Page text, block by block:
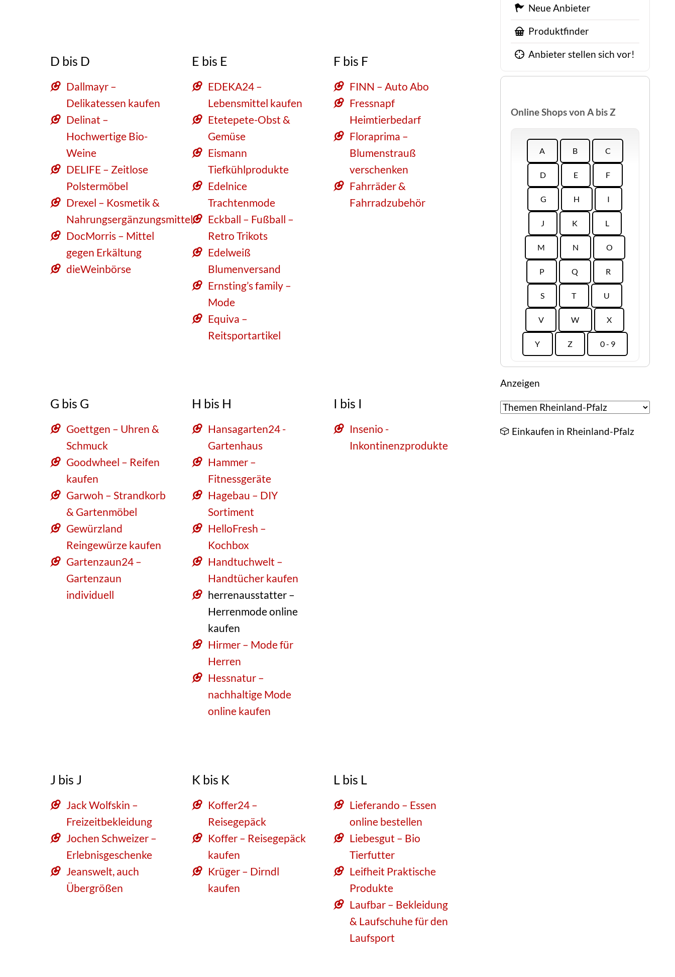
D bis D
Dallmayr –
Delikatessen kaufen
Delinat –
Hochwertige Bio-
Weine
DELIFE – Zeitlose
Polstermöbel
Drexel – Kosmetik &
Nahrungsergänzungsmittel
DocMorris – Mittel
gegen Erkältung
dieWeinbörse
E bis E
EDEKA24 –
Lebensmittel kaufen
Etetepete-Obst &
Gemüse
Eismann
Tiefkühlprodukte
Edelnice
Trachtenmode
Eckball – Fußball –
Retro Trikots
Edelweiß
Blumenversand
Ernsting’s family –
Mode
Equiva –
Reitsportartikel
F bis F
FINN – Auto Abo
Fressnapf
Heimtierbedarf
Floraprima –
Blumenstrauß
verschenken
Fahrräder &
Fahrradzubehör
G bis G
Goettgen – Uhren &
Schmuck
Goodwheel – Reifen
kaufen
Garwoh – Strandkorb
& Gartenmöbel
Gewürzland
Reingewürze kaufen
Gartenzaun24 –
Gartenzaun
individuell
H bis H
Hansagarten24 -
Gartenhaus
Hammer –
Fitnessgeräte
Hagebau – DIY
Sortiment
HelloFresh –
Kochbox
Handtuchwelt –
Handtücher kaufen
herrenausstatter –
Herrenmode online
kaufen
Hirmer – Mode für
Herren
Hessnatur –
nachhaltige Mode
online kaufen
I bis I
Insenio -
Inkontinenzprodukte
J bis J
Jack Wolfskin –
Freizeitbekleidung
Jochen Schweizer –
Erlebnisgeschenke
Jeanswelt, auch
Übergrößen
K bis K
Koffer24 –
Reisegepäck
Koffer – Reisegepäck
kaufen
Krüger – Dirndl
kaufen
L bis L
Lieferando – Essen
online bestellen
Liebesgut – Bio
Tierfutter
Leifheit Praktische
Produkte
Laufbar – Bekleidung
& Laufschuhe für den
Laufsport
Neue Anbieter
Produktfinder
Anbieter stellen sich vor!
Online Shops von A bis Z
A B C
D E F
G H I
J K L
M N O
P Q R
S T U
V W X
Y Z 0 - 9
Anzeigen
Einkaufen in Rheinland-Pfalz